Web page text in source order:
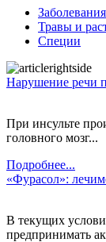
Заболевания
Травы и
Специи
Нарушение речи
При инсульте
головного мозг...
Подробнее...
«Фурасол»:
В текущих
предпринимать